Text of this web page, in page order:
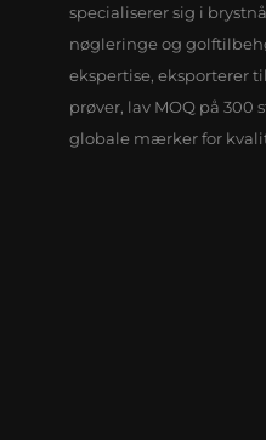
specialiserer sig i
nøgleringe og
ekspertise, eksporterer
prøver, lav MOQ på 300
globale mærker for